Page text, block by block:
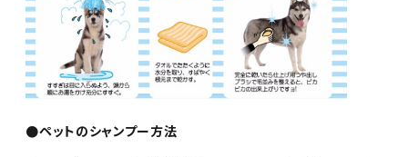
●ペットのシャンプー方法